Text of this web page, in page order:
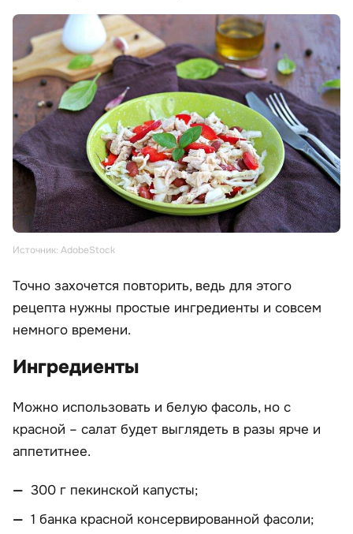
Источник: AdobeStock
Точно захочется повторить, ведь для этого
рецепта нужны простые ингредиенты и совсем
немного времени.
Ингредиенты
Можно использовать и белую фасоль, но с
красной – салат будет выглядеть в разы ярче и
аппетитнее.
300 г пекинской капусты;
1 банка красной консервированной фасоли;